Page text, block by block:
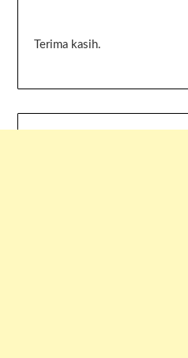
Terima kasih.